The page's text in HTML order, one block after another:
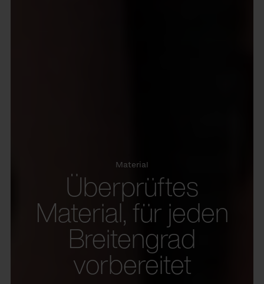
Material
Überprüftes
Material, für jeden
Breitengrad
vorbereitet